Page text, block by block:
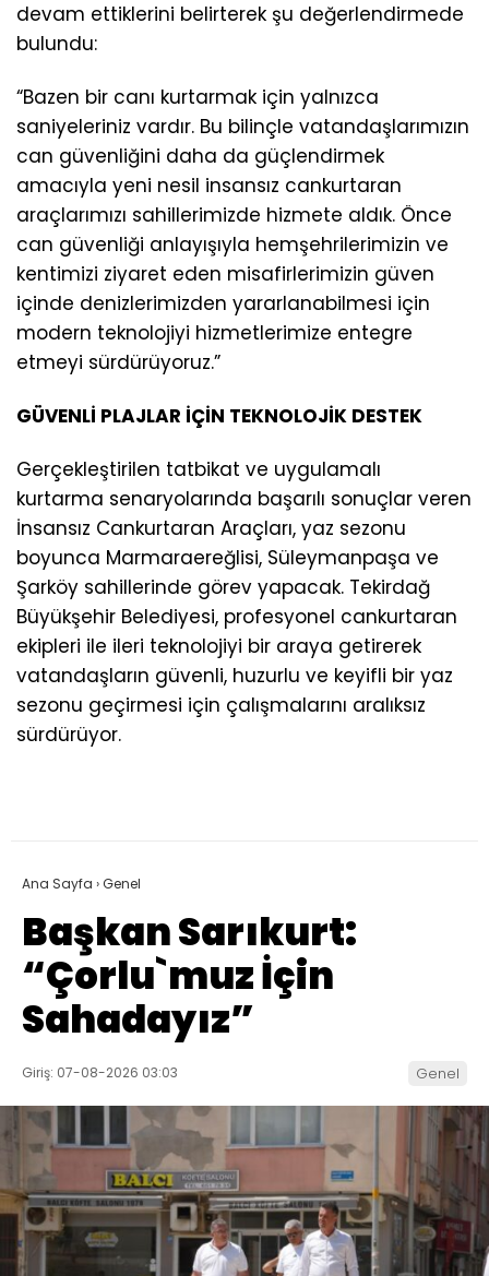
devam ettiklerini belirterek şu değerlendirmede
bulundu:
“Bazen bir canı kurtarmak için yalnızca
saniyeleriniz vardır. Bu bilinçle vatandaşlarımızın
can güvenliğini daha da güçlendirmek
amacıyla yeni nesil insansız cankurtaran
araçlarımızı sahillerimizde hizmete aldık. Önce
can güvenliği anlayışıyla hemşehrilerimizin ve
kentimizi ziyaret eden misafirlerimizin güven
içinde denizlerimizden yararlanabilmesi için
modern teknolojiyi hizmetlerimize entegre
etmeyi sürdürüyoruz.”
GÜVENLİ PLAJLAR İÇİN TEKNOLOJİK DESTEK
Gerçekleştirilen tatbikat ve uygulamalı
kurtarma senaryolarında başarılı sonuçlar veren
İnsansız Cankurtaran Araçları, yaz sezonu
boyunca Marmaraereğlisi, Süleymanpaşa ve
Şarköy sahillerinde görev yapacak. Tekirdağ
Büyükşehir Belediyesi, profesyonel cankurtaran
ekipleri ile ileri teknolojiyi bir araya getirerek
vatandaşların güvenli, huzurlu ve keyifli bir yaz
sezonu geçirmesi için çalışmalarını aralıksız
sürdürüyor.
Ana Sayfa ›Genel
Başkan Sarıkurt:
“Çorlu`muz İçin
Sahadayız”
Giriş: 07-08-2026 03:03 Genel